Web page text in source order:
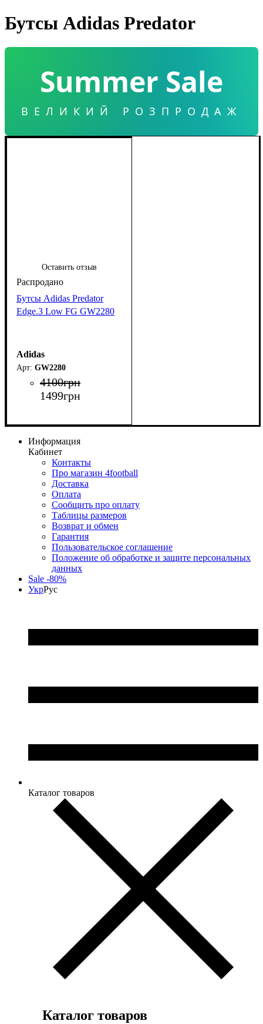
Бутсы Adidas Predator
Summer Sale
ВЕЛИКИЙ РОЗПРОДАЖ
Оставить отзыв
Бутсы Adidas Predator
Edge.3 Low FG GW2280
Adidas
GW2280
4100грн
1499грн
Информация
Кабинет
Контакты
Про магазин 4football
Доставка
Оплата
Сообщить про оплату
Таблицы размеров
Возврат и обмен
Гарантия
Пользовательское соглашение
Положение об обработке и защите персональных
данных
Sale -80%
УкрРус
Каталог товаров
Каталог товаров